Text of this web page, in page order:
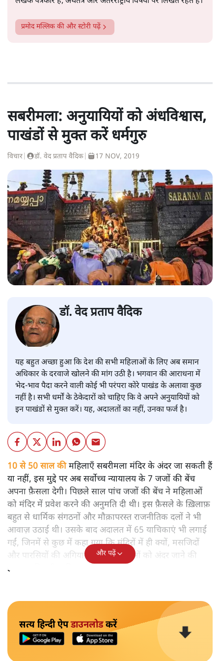
प्रमोद मल्लिक की और स्टोरी पढ़ें
सबरीमला: अनुयायियों को अंधविश्वास,
पाखंडों से मुक्त करें धर्मगुरु
विचार डॉ. वेद प्रताप वैदिक 17 NOV, 2019
डॉ. वेद प्रताप वैदिक
यह बहुत अच्छा हुआ कि देश की सभी महिलाओं के लिए अब समान
अधिकार के दरवाजे खोलने की मांग उठी है। भगवान की आराधना में
भेद-भाव पैदा करने वाली कोई भी परंपरा कोरे पाखंड के अलावा कुछ
नहीं है। सभी धर्मों के ठेकेदारों को चाहिए कि वे अपने अनुयायियों को
इन पाखंडों से मुक्त करें। यह, अदालतों का नहीं, उनका फर्ज है।
10 से 50 साल कीमहिलाएँ सबरीमला मंदिर के अंदर जा सकती हैं
या नहीं, इस मुद्दे पर अब सर्वोच्च न्यायालय के 7 जजों की बेंच
अपना फ़ैसला देगी। पिछले साल पांच जजों की बेंच ने महिलाओं
को मंदिर में प्रवेश करने की अनुमति दी थी। इस फ़ैसले के ख़िलाफ़
बहुत से धार्मिक संगठनों और मौक़ापरस्त राजनीतिक दलों ने भी
आवाज़ उठाई थी। उसके बाद अदालत में 65 याचिकाएं भी लगाई
गईं, जिनमें से कुछ में कहा गया कि मंदिरों में ही क्यों, मसजिदों
और पारसियों की अगियारी में भी महिलाओं को अंदर जाने की
इजाजत मिलनी चाहिए।
और पढ़ें
सत्य हिन्दी ऐपडाउनलोडकरें